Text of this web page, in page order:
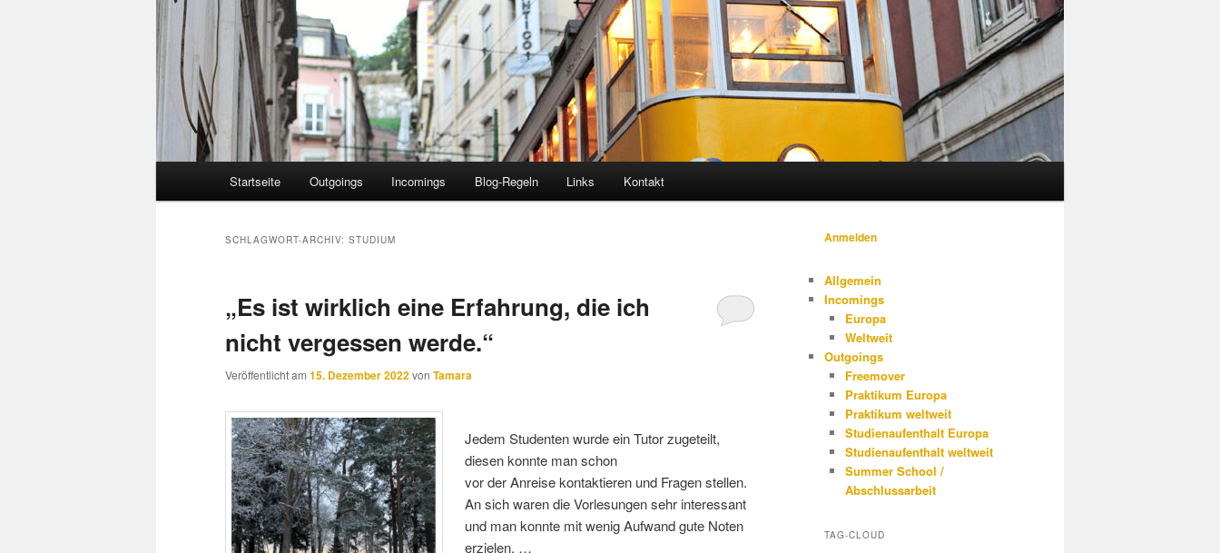
Startseite Outgoings Incomings Blog-Regeln Links Kontakt
SCHLAGWORT-ARCHIV: STUDIUM
„Es ist wirklich eine Erfahrung, die ich
nicht vergessen werde.“
Veröffentlicht am 15. Dezember 2022von Tamara
Jedem Studenten wurde ein Tutor zugeteilt,
diesen konnte man schon
vor der Anreise kontaktieren und Fragen stellen.
An sich waren die Vorlesungen sehr interessant
und man konnte mit wenig Aufwand gute Noten
erzielen. …
Anmelden
Allgemein
Incomings
Europa
Weltweit
Outgoings
Freemover
Praktikum Europa
Praktikum weltweit
Studienaufenthalt Europa
Studienaufenthalt weltweit
Summer School /
Abschlussarbeit
TAG-CLOUD